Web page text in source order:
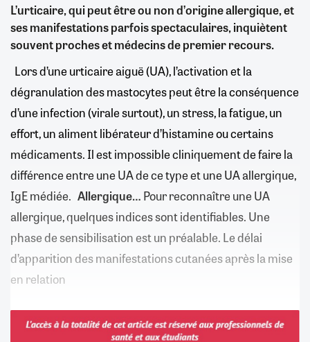
L’urticaire, qui peut être ou non d’origine allergique, et
ses manifestations parfois spectaculaires, inquiètent
souvent proches et médecins de premier recours.
Lors d’une urticaire aiguë (UA), l’activation et la
dégranulation des mastocytes peut être la conséquence
d’une infection (virale surtout), un stress, la fatigue, un
effort, un aliment libérateur d’histamine ou certains
médicaments. Il est impossible cliniquement de faire la
différence entre une UA de ce type et une UA allergique,
IgE médiée. Allergique… Pour reconnaître une UA
allergique, quelques indices sont identifiables. Une
phase de sensibilisation est un préalable. Le délai
d’apparition des manifestations cutanées après la mise
en relation